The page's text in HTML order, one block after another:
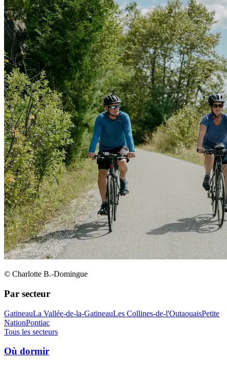
© Charlotte B.-Domingue
Par secteur
GatineauLa Vallée-de-la-GatineauLes Collines-de-l'OutaouaisPetite
NationPontiac
Tous les secteurs
Où dormir